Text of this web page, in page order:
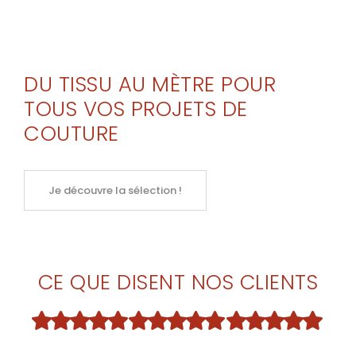
DU TISSU AU MÈTRE POUR
TOUS VOS PROJETS DE
COUTURE
Je découvre la sélection !
CE QUE DISENT NOS CLIENTS